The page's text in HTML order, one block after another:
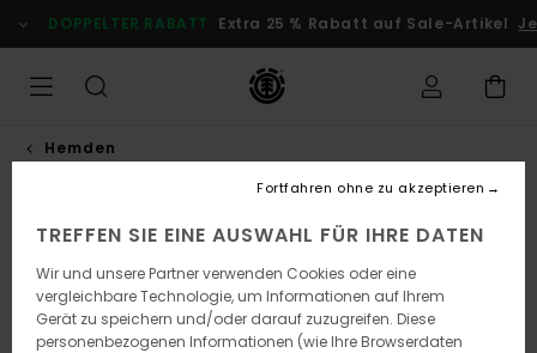
zur
Produktinformation
DOPPELTER RABATT Extra 25 % Rabatt auf Sale-Artikel
Hemden
TREFFEN SIE EINE AUSWAHL FÜR IHRE DATEN
Wir und unsere Partner verwenden Cookies oder eine
vergleichbare Technologie, um Informationen auf Ihrem
Gerät zu speichern und/oder darauf zuzugreifen. Diese
personenbezogenen Informationen (wie Ihre Browserdaten
Fortfahren ohne zu akzeptieren